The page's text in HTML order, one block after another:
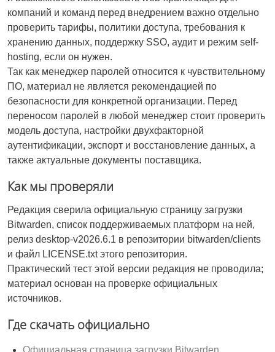
компаний и команд перед внедрением важно отдельно
проверить тарифы, политики доступа, требования к
хранению данных, поддержку SSO, аудит и режим self-
hosting, если он нужен.
Так как менеджер паролей относится к чувствительному
ПО, материал не является рекомендацией по
безопасности для конкретной организации. Перед
переносом паролей в любой менеджер стоит проверить
модель доступа, настройки двухфакторной
аутентификации, экспорт и восстановление данных, а
также актуальные документы поставщика.
Как мы проверяли
Редакция сверила официальную страницу загрузки
Bitwarden, список поддерживаемых платформ на ней,
релиз desktop-v2026.6.1 в репозитории bitwarden/clients
и файл LICENSE.txt этого репозитория.
Практический тест этой версии редакция не проводила;
материал основан на проверке официальных
источников.
Где скачать официально
Официальная страница загрузки Bitwarden